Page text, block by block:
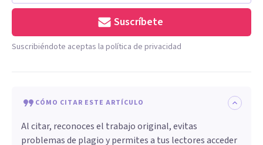
Suscríbete
Suscribiéndote aceptas la política de privacidad
CÓMO CITAR ESTE ARTÍCULO
Al citar, reconoces el trabajo original, evitas
problemas de plagio y permites a tus lectores acceder